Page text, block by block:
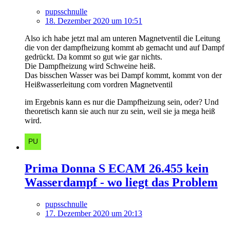
pupsschnulle
18. Dezember 2020 um 10:51
Also ich habe jetzt mal am unteren Magnetventil die Leitung
die von der dampfheizung kommt ab gemacht und auf Dampf
gedrückt. Da kommt so gut wie gar nichts.
Die Dampfheizung wird Schweine heiß.
Das bisschen Wasser was bei Dampf kommt, kommt von der
Heißwasserleitung com vordren Magnetventil
im Ergebnis kann es nur die Dampfheizung sein, oder? Und
theoretisch kann sie auch nur zu sein, weil sie ja mega heiß
wird.
Prima Donna S ECAM 26.455 kein
Wasserdampf - wo liegt das Problem
pupsschnulle
17. Dezember 2020 um 20:13